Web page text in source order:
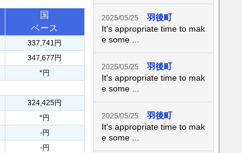
国
ベース
337,741円
347,677円
*円
324,425円
*円
-円
-円
2025/05/25
羽後町
It's appropriate time to mak
e some ...
2025/05/25
羽後町
It's appropriate time to mak
e some ...
2025/05/25
羽後町
It's appropriate time to mak
e some ...